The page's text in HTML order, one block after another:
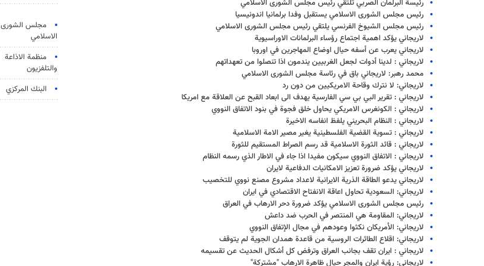
رئيسة البرلمان الصربي تلتقي رئيس مجلس الشورى الاسلامي
رئيس مجلس الشورى الاسلامي يستقبل وفدا برلمانيا اندونيسيا
رئيس مجلس الشيوخ الفرنسي يلتقي رئيس مجلس الشورى الاسلامي
لاريجاني يؤكد اهمية اجتماع رؤساء البرلمانات الاوراسيوية
لاريجاني يعرب عن أسفه حيال اوضاع المهاجرين في اوروبا
لاريجاني : لدينا أدوات لجعل الغربيين يندمون اذا تنصلوا من تعهداتهم
محمد رهبر: لاريجاني باق في رئاسة مجلس الشورى الاسلامي
لاريجاني: لا نترك وقاحة الامريكيين من دون رد
لاريجاني : تقرير البي بي سي الفارسية يهدف الى ابعاد القبح عن العلاقة مع امريكا
لاريجاني : الكونغرس الامريكي يحاول خلق فجوة في بنود الاتفاق النووي
لاريجاني : النظام البحريني يلفظ انفاسه الاخيرة
لاريجاني : تسوية القضية الفلسطينية يغير مصير الامة الاسلامية
لاريجاني : قائد الثورة الاسلامية قد رسم الصراط المستقيم للثورة
لاريجاني : الاتفاق النووي سيكون مفيدا اذا جاء في الاطار الذي رسمه النظام
لاريجاني يؤكد ضرورة تعزيز الامكانيات الدفاعية لايران
لاريجاني يدعو الطاقة الذرية الايرانية لاعداد مشروع مصنع نووي للتخصيب
لاريجاني: السعودية تحاول اعاقة الانفتاح الاقتصادي في ايران
رئيس مجلس الشورى الاسلامي يؤكد ضرورة دحر الارهاب في العراق
لاريجاني: المقاومة هي المنتصر في الحرب ضد داعش
لاريجاني: الأمريكان نكثوا وعودهم في مجال الإتفاق النووي
لاريجاني: اقلاع الطائرات الروسية من قاعدة همدان الجوية لم يتوقف
لاريجاني : ايران تقف بجانب العراق وترفض كل أشكال الحديث عن تقسيمه
لاريجاني: رؤية ايران والمجر حيال ظاهرة الارهاب "مشتركة"
مجلس الشورى
الاسلامي
منظمة الاذاعة
والتلفزیون
البنك المركزي